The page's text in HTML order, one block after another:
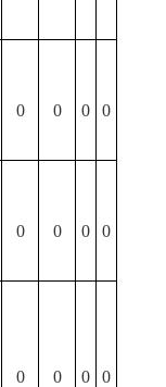
0 0 0 0
0 0 0 0
0 0 0 0